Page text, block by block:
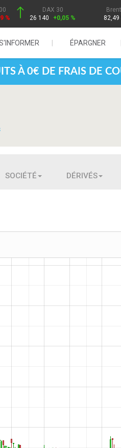
%
DAX 30
26 140
+0,05 %
Brent
82,49
ÉPARGNER
À 0€ DE FRAIS DE
SOCIÉTÉ DÉRIVÉS